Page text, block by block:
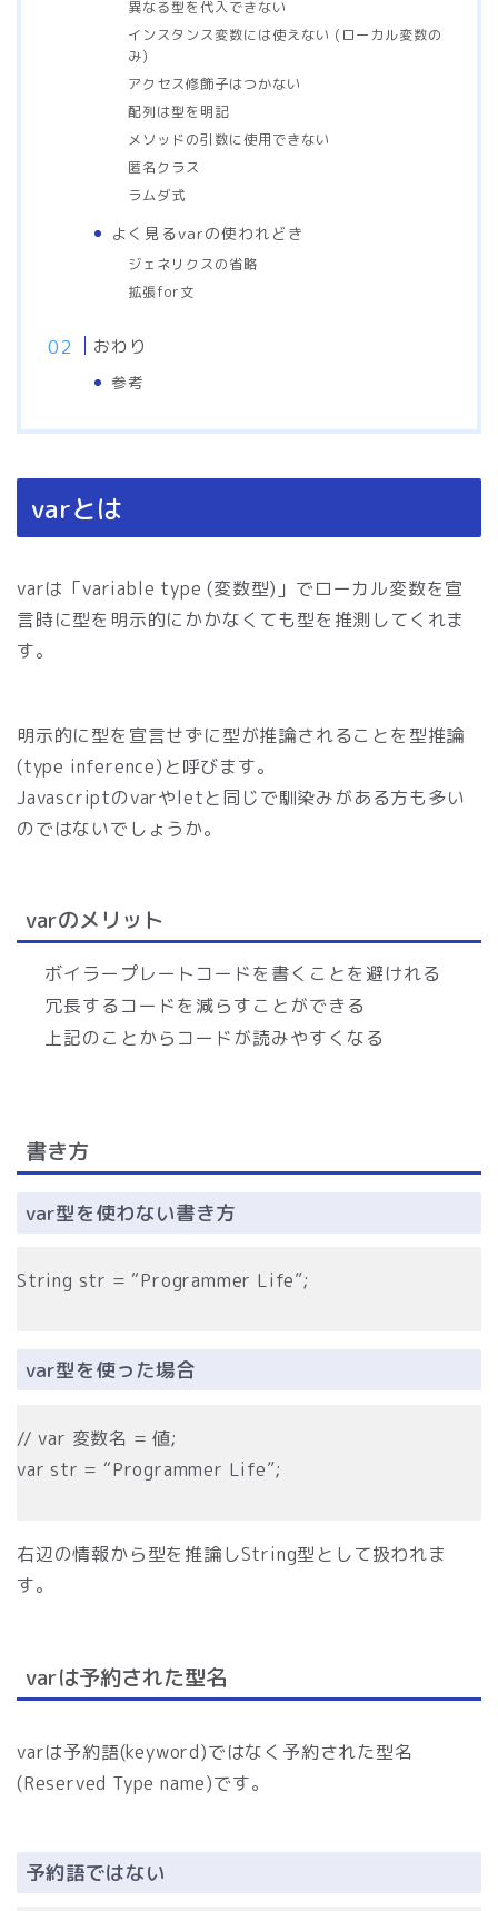
異なる型を代入できない
インスタンス変数には使えない (ローカル変数の
み)
アクセス修飾子はつかない
配列は型を明記
メソッドの引数に使用できない
匿名クラス
ラムダ式
よく見るvarの使われどき
ジェネリクスの省略
拡張for文
おわり
参考
varとは
varは「variable type (変数型)」でローカル変数を宣
言時に型を明示的にかかなくても型を推測してくれま
す。
明示的に型を宣言せずに型が推論されることを型推論
(type inference)と呼びます。
Javascriptのvarやletと同じで馴染みがある方も多い
のではないでしょうか。
varのメリット
ボイラープレートコードを書くことを避けれる
冗長するコードを減らすことができる
上記のことからコードが読みやすくなる
書き方
var型を使わない書き方
String str = “Programmer Life”;
var型を使った場合
// var 変数名 = 値;
var str = “Programmer Life”;
右辺の情報から型を推論しString型として扱われま
す。
varは予約された型名
varは予約語(keyword)ではなく予約された型名
(Reserved Type name)です。
予約語ではない